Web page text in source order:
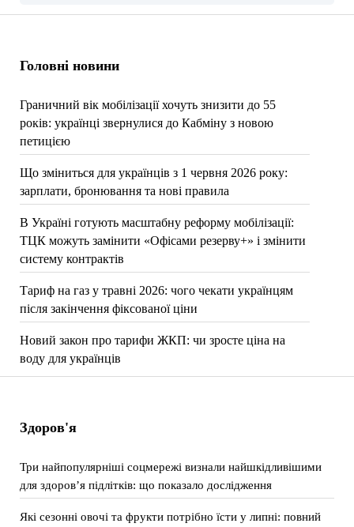
Головні новини
Граничний вік мобілізації хочуть знизити до 55
років: українці звернулися до Кабміну з новою
петицією
Що зміниться для українців з 1 червня 2026 року:
зарплати, бронювання та нові правила
В Україні готують масштабну реформу мобілізації:
ТЦК можуть замінити «Офісами резерву+» і змінити
систему контрактів
Тариф на газ у травні 2026: чого чекати українцям
після закінчення фіксованої ціни
Новий закон про тарифи ЖКП: чи зросте ціна на
воду для українців
Здоров'я
Три найпопулярніші соцмережі визнали найшкідливішими
для здоров’я підлітків: що показало дослідження
Які сезонні овочі та фрукти потрібно їсти у липні: повний